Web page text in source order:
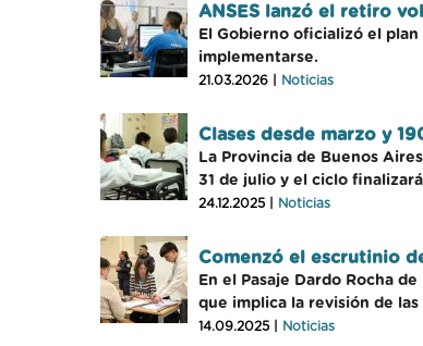
ANSES lanzó el retiro
El Gobierno oficializó el
implementarse.
21.03.2026 | Noticias
Clases desde marzo y
La Provincia de Buenos
31 de julio y el ciclo
24.12.2025 | Noticias
Comenzó el escrutinio
En el Pasaje Dardo Rocha
que implica la revisión de
14.09.2025 | Noticias